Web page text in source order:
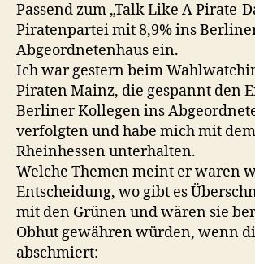
Passend zum „Talk Like A Pirate-
Piratenpartei mit 8,9% ins
Abgeordnetenhaus ein.
Ich war gestern beim
Piraten Mainz, die gespannt den
Berliner Kollegen ins
verfolgten und habe mich mit
Rheinhessen unterhalten.
Welche Themen meint er waren
Entscheidung, wo gibt es
mit den Grünen und wären sie
Obhut gewähren würden, wenn
abschmiert: